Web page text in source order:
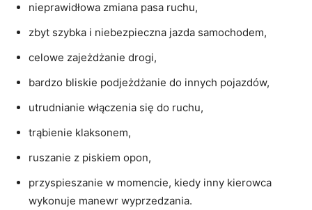
nieprawidłowa zmiana pasa ruchu,
zbyt szybka i niebezpieczna jazda samochodem,
celowe zajeżdżanie drogi,
bardzo bliskie podjeżdżanie do innych pojazdów,
utrudnianie włączenia się do ruchu,
trąbienie klaksonem,
ruszanie z piskiem opon,
przyspieszanie w momencie, kiedy inny kierowca
wykonuje manewr wyprzedzania.